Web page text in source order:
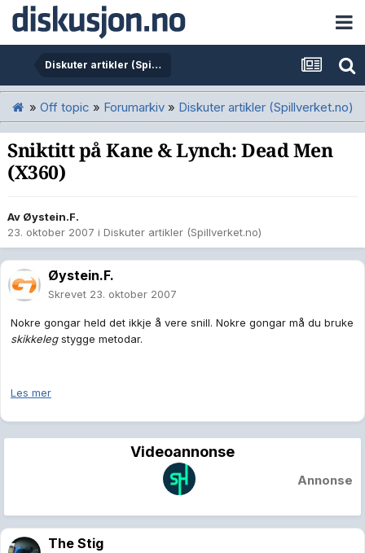
Diskuter artikler (Spillverket.no)
» Off topic » Forumarkiv » Diskuter artikler (Spillverket.no)
Sniktitt på Kane & Lynch: Dead Men
(X360)
Av Øystein.F.
23. oktober 2007 i Diskuter artikler (Spillverket.no)
Øystein.F.
Skrevet 23. oktober 2007
Nokre gongar held det ikkje å vere snill. Nokre gongar må du bruke
skikkelegstygge metodar.
Les mer
Videoannonse
Annonse
The Stig